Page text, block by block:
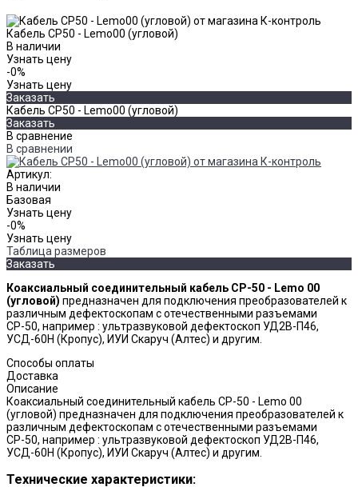
Кабель СР50 - Lemo00 (угловой)
В наличии
Узнать цену
-0%
Узнать цену
Заказать
Кабель СР50 - Lemo00 (угловой)
Заказать
В сравнение
В сравнении
Артикул:
В наличии
Базовая
Узнать цену
-0%
Узнать цену
Таблица размеров
Заказать
Коаксиальный соединительный кабель CР-50 - Lemo 00
(угловой) предназначен для подключения преобразователей к
различным дефектоскопам с отечественными разъемами
СР-50, например : ультразвуковой дефектоскоп УД2В-П46,
УСД-60Н (Кропус), ИУИ Скаруч (Алтес) и другим.
Способы оплаты
Доставка
Описание
Коаксиальный соединительный кабель CР-50 - Lemo 00
(угловой) предназначен для подключения преобразователей к
различным дефектоскопам с отечественными разъемами
СР-50, например : ультразвуковой дефектоскоп УД2В-П46,
УСД-60Н (Кропус), ИУИ Скаруч (Алтес) и другим.
Технические характеристики: